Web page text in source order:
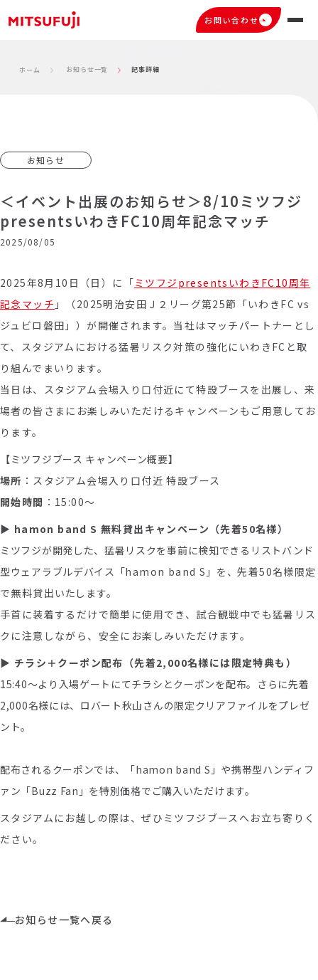
お問い合わせ
ホーム お知らせ一覧 記事詳細
お知らせ
＜イベント出展のお知らせ＞8/10ミツフジ
presentsいわきFC10周年記念マッチ
2025/08/05
2025年8月10日（日）に「ミツフジpresentsいわきFC10周年
記念マッチ 」（2025明治安田Ｊ２リーグ第25節「いわきFC vs
ジュビロ磐田」）が開催されます。当社はマッチパートナーとし
て、スタジアムにおける猛暑リスク対策の強化にいわきFCと取
り組んでまいります。
当日は、スタジアム会場入り口付近にて特設ブースを出展し、来
場者の皆さまにお楽しみいただけるキャンペーンもご用意してお
ります。
【ミツフジブース キャンペーン概要】
場所 ：スタジアム会場入り口付近 特設ブース
開始時間 ： 15:00～
▶ hamon band S無料貸出キャンペーン（先着50名様）
ミツフジが開発した、猛暑リスクを事前に検知できるリストバンド
型ウェアラブルデバイス「hamon band S 」を、先着50名様限定
で無料貸出いたします。
手首に装着するだけで簡単に使用でき、試合観戦中でも猛暑リス
クに注意しながら、安全にお楽しみいただけます。
▶ チラシ＋クーポン配布（先着2,000名様には限定特典も）
15:40～より入場ゲートにてチラシとクーポンを配布。さらに先着
2,000名様には、ロバート秋山さんの限定クリアファイルをプレゼ
ント。
配布されるクーポンでは、「hamon band S」や携帯型ハンディフ
ァン「Buzz Fan」を特別価格でご購入いただけます。
スタジアムにお越しの際は、ぜひミツフジブースへお立ち寄りく
ださい。
お知らせ一覧へ戻る